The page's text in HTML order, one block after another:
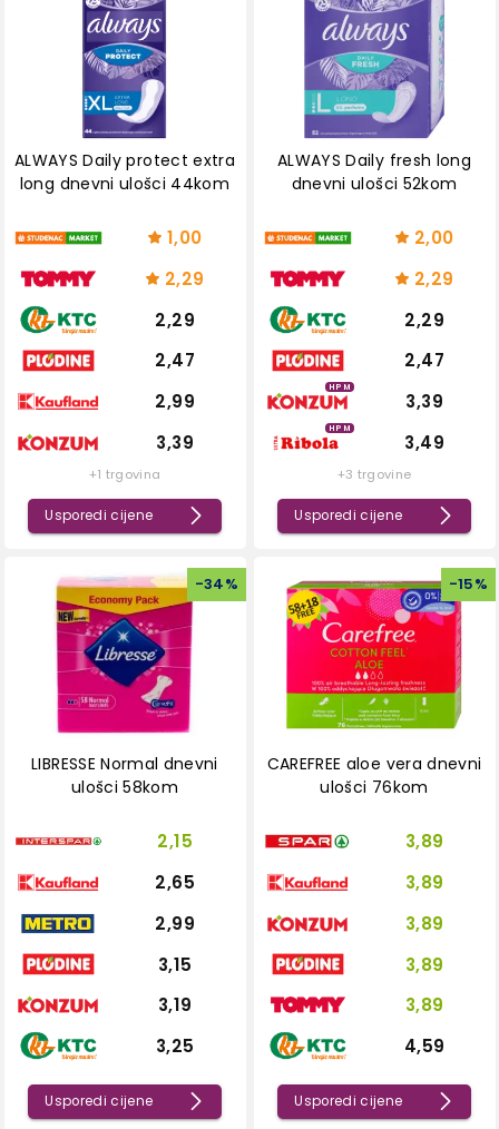
ALWAYS Daily protect extra
long dnevni ulošci 44kom
1,00
2,29
2,29
2,47
2,99
3,39
+1 trgovina
Usporedi cijene
ALWAYS Daily fresh long
dnevni ulošci 52kom
2,00
2,29
2,29
2,47
HPM
3,39
HPM
3,49
+3 trgovine
Usporedi cijene
-34%
LIBRESSE Normal dnevni
ulošci 58kom
2,15
2,65
2,99
3,15
3,19
3,25
Usporedi cijene
-15%
CAREFREE aloe vera dnevni
ulošci 76kom
3,89
3,89
3,89
3,89
3,89
4,59
Usporedi cijene